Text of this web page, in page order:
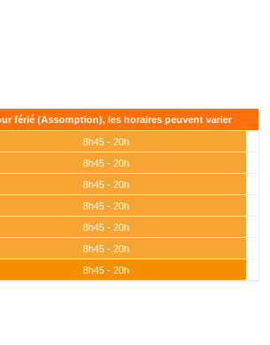
férié (Assomption), les horaires peuvent varier
8h45 - 20h
8h45 - 20h
8h45 - 20h
8h45 - 20h
8h45 - 20h
8h45 - 20h
8h45 - 20h